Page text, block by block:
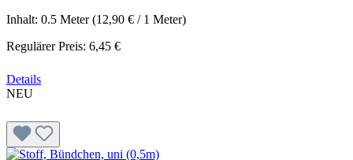
Inhalt: 0.5 Meter(12,90 € / 1 Meter)
Regulärer Preis: 6,45 €
Details
NEU